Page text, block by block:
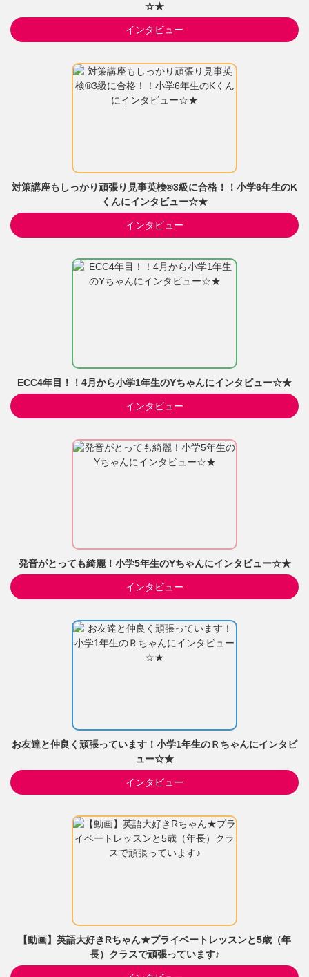
☆★
インタビュー
対策講座もしっかり頑張り見事英検®3級に合格！！小学6年生のK
くんにインタビュー☆★
インタビュー
ECC4年目！！4月から小学1年生のYちゃんにインタビュー☆★
インタビュー
発音がとっても綺麗！小学5年生のYちゃんにインタビュー☆★
インタビュー
お友達と仲良く頑張っています！小学1年生のＲちゃんにインタビ
ュー☆★
インタビュー
【動画】英語大好きRちゃん★プライベートレッスンと5歳（年
長）クラスで頑張っています♪